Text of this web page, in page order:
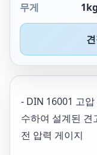
무게
1kg
- DIN 16001 고
수하여 설계된
전 압력 게이지